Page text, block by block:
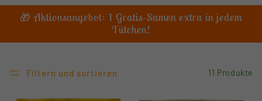
🎁 Aktionsangebot: 1 Gratis-Samen extra in jedem
Tütchen!
Filtern und sortieren 11 Produkte